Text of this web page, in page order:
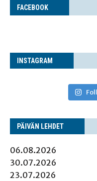
FACE­BOOK
INS­TA­GRAM
PÄI­VÄN LEHDET
06.08.2026
30.07.2026
23.07.2026